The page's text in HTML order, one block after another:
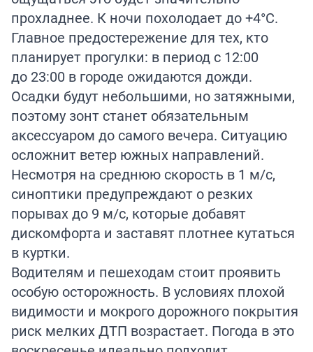
прохладнее. К ночи похолодает до +4°C.
Главное предостережение для тех, кто
планирует прогулки: в период с 12:00
до 23:00 в городе ожидаются дожди.
Осадки будут небольшими, но затяжными,
поэтому зонт станет обязательным
аксессуаром до самого вечера. Ситуацию
осложнит ветер южных направлений.
Несмотря на среднюю скорость в 1 м/с,
синоптики предупреждают о резких
порывах до 9 м/с, которые добавят
дискомфорта и заставят плотнее кутаться
в куртки.
Водителям и пешеходам стоит проявить
особую осторожность. В условиях плохой
видимости и мокрого дорожного покрытия
риск мелких ДТП возрастает. Погода в это